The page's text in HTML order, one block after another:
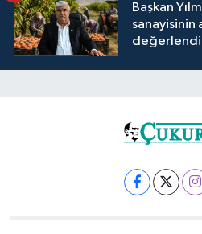
Başkan
sanayisinin